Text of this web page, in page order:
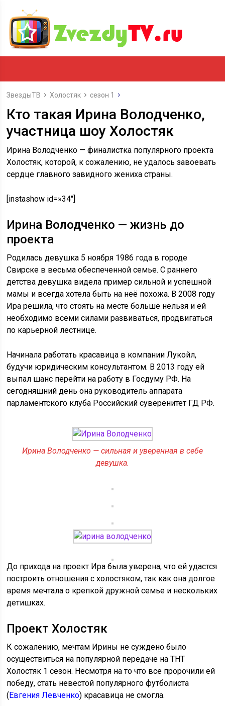
ЗвездыТВ Холостяк сезон 1
Кто такая Ирина Володченко,
участница шоу Холостяк
Ирина Володченко — финалистка популярного проекта
Холостяк, которой, к сожалению, не удалось завоевать
сердце главного завидного жениха страны.
[instashow id=»34″]
Ирина Володченко — жизнь до
проекта
Родилась девушка 5 ноября 1986 года в городе
Свирске в весьма обеспеченной семье. С раннего
детства девушка видела пример сильной и успешной
мамы и всегда хотела быть на неё похожа. В 2008 году
Ира решила, что стоять на месте больше нельзя и ей
необходимо всеми силами развиваться, продвигаться
по карьерной лестнице.
Начинала работать красавица в компании Лукойл,
будучи юридическим консультантом. В 2013 году ей
выпал шанс перейти на работу в Госдуму РФ. На
сегодняшний день она руководитель аппарата
парламентского клуба Российский суверенитет ГД РФ.
Ирина Володченко — сильная и уверенная в себе
девушка.
До прихода на проект Ира была уверена, что ей удастся
построить отношения с холостяком, так как она долгое
время мечтала о крепкой дружной семье и нескольких
детишках.
Проект Холостяк
К сожалению, мечтам Ирины не суждено было
осуществиться на популярной передаче на ТНТ
Холостяк 1 сезон. Несмотря на то что все пророчили ей
победу, стать невестой популярного футболиста
(Евгения Левченко) красавица не смогла.